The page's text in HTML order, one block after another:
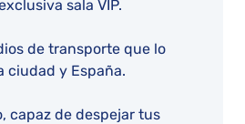
sala VIP.
de transporte que lo
ciudad y España.
capaz de despejar tus